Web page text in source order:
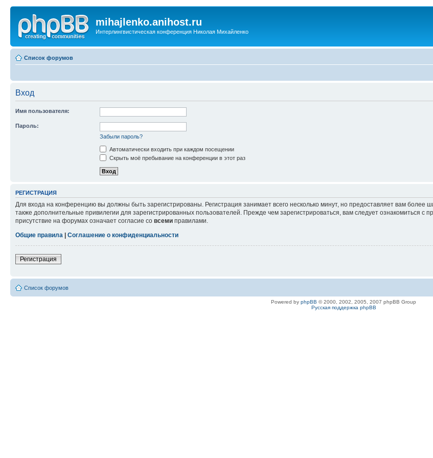
mihajlenko.anihost.ru
Интерлингвистическая конференция Николая Михайленко
Список форумов
Вход
Имя пользователя:
Пароль:
Забыли пароль?
Автоматически входить при каждом посещении
Скрыть моё пребывание на конференции в этот раз
РЕГИСТРАЦИЯ
Для входа на конференцию вы должны быть зарегистрированы. Регистрация занимает всего несколько минут, но предоставляет вам
также дополнительные привилегии для зарегистрированных пользователей. Прежде чем зарегистрироваться, вам следует ознакомиться
присутствие на форумах означает согласие со всеми правилами.
Общие правила
Соглашение о конфиденциальности
Регистрация
Список форумов
Powered by phpBB © 2000, 2002, 2005, 2007 phpBB Group
Русская поддержка phpBB